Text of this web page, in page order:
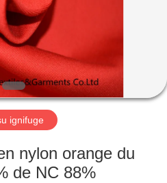
ignifuge
nylon orange du
de NC 88%